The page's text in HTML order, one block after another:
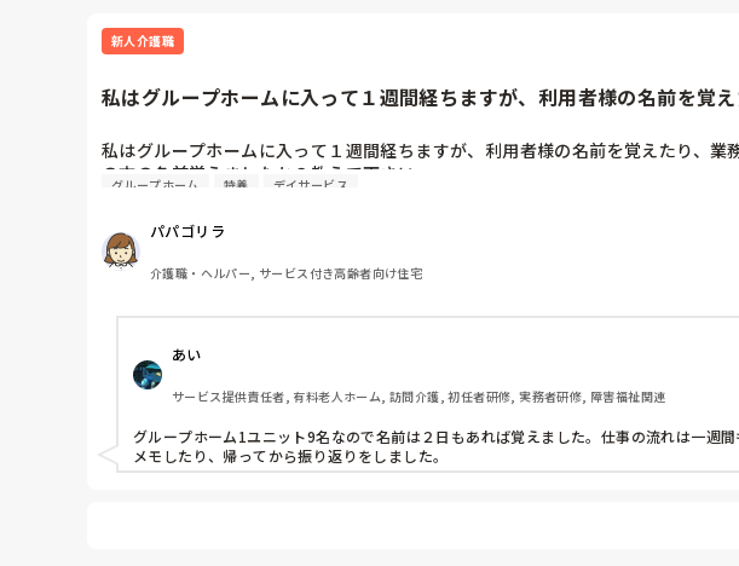
新人介護職
私はグループホームに入って１週間経ちますが、利用者様の名前を覚
私はグループホームに入って１週間経ちますが、利用者様の名前を覚えたり、
の方の名前覚えましたか？教えて下さい
グループホーム 特養 デイサービス
パパゴリラ
介護職・ヘルパー, サービス付き高齢者向け住宅
あい
サービス提供責任者, 有料老人ホーム, 訪問介護, 初任者研修, 実務者研修, 障害福祉関連
グループホーム1ユニット9名なので名前は２日もあれば覚えました。仕事の流れは一週間
メモしたり、帰ってから振り返りをしました。